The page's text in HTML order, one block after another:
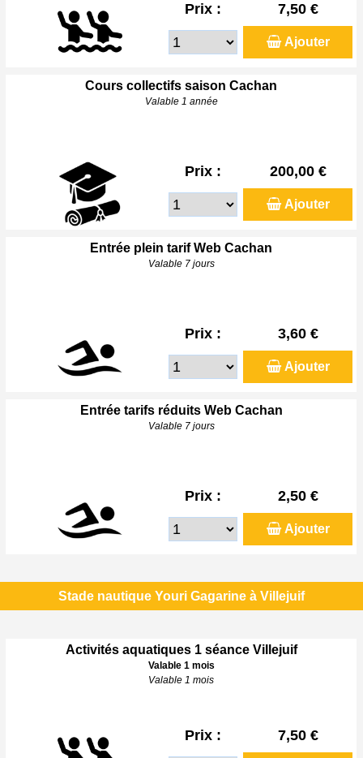
Prix : 7,50 €
Ajouter
Cours collectifs saison Cachan
Valable 1 année
Prix : 200,00 €
Ajouter
Entrée plein tarif Web Cachan
Valable 7 jours
Prix : 3,60 €
Ajouter
Entrée tarifs réduits Web Cachan
Valable 7 jours
Prix : 2,50 €
Ajouter
Stade nautique Youri Gagarine à Villejuif
Activités aquatiques 1 séance Villejuif
Valable 1 mois
Valable 1 mois
Prix : 7,50 €